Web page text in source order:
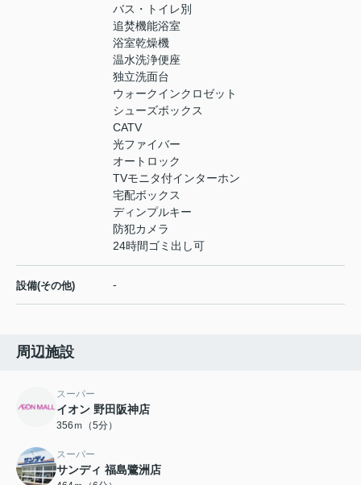
バス・トイレ別
追焚機能浴室
浴室乾燥機
温水洗浄便座
独立洗面台
ウォークインクロゼット
シューズボックス
CATV
光ファイバー
オートロック
TVモニタ付インターホン
宅配ボックス
ディンプルキー
防犯カメラ
24時間ゴミ出し可
設備(その他) -
周辺施設
スーパー
イオン 野田阪神店
356ｍ（5分）
スーパー
サンディ 福島鷺洲店